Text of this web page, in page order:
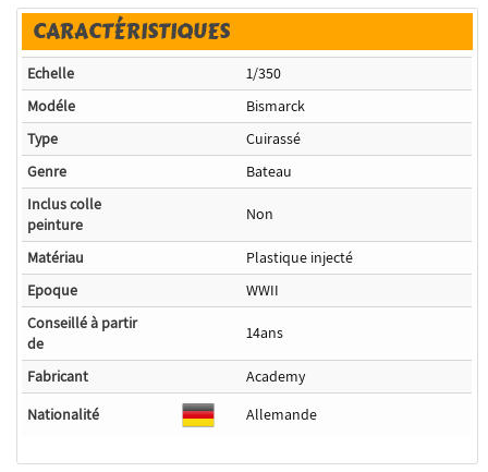
CARACTÉRISTIQUES
Echelle
1/350
Modéle
Bismarck
Type
Cuirassé
Genre
Bateau
Inclus colle
peinture
Non
Matériau
Plastique injecté
Epoque
WWII
Conseillé à partir
de
14ans
Fabricant
Academy
Nationalité
Allemande